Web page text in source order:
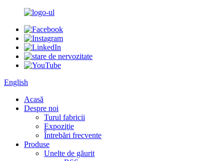
English
Acasă
Despre noi
Turul fabricii
Expoziţie
Întrebări frecvente
Produse
Unelte de găurit